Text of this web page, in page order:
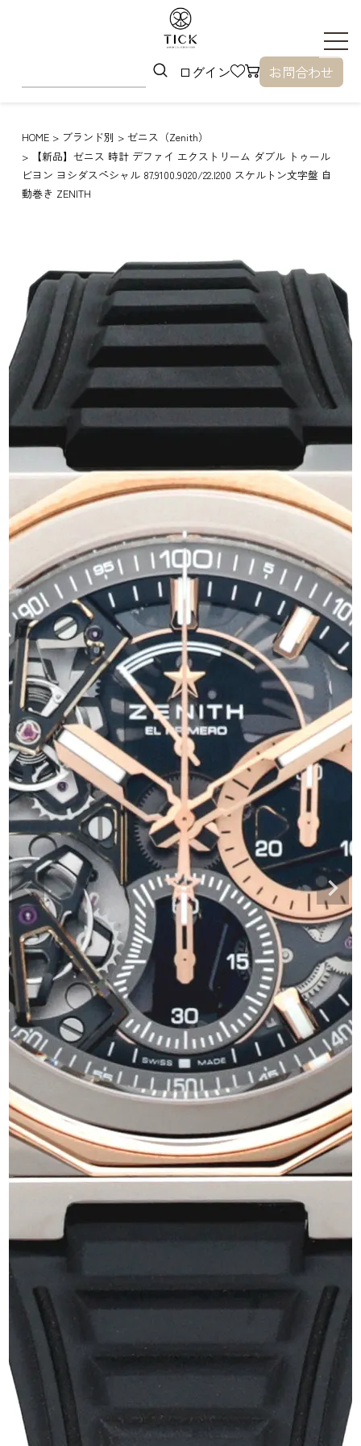
ログイン お問合わせ
HOME ブランド別
ゼニス（Zenith）
【新品】ゼニス 時計 デファイ エクストリーム ダブル トゥール
ビヨン ヨシダスペシャル 87.9100.9020/22.I200 スケルトン文字盤 自
動巻き ZENITH